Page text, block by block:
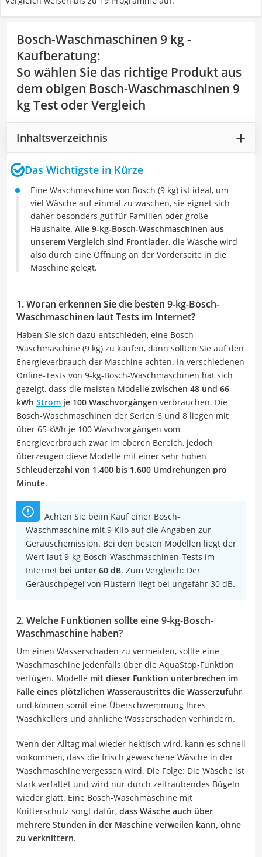
Bosch-Waschmaschinen 9 kg -
Kaufberatung:
So wählen Sie das richtige Produkt aus
dem obigen Bosch-Waschmaschinen 9
kg Test oder Vergleich
Inhaltsverzeichnis
Das Wichtigste in Kürze
Eine Waschmaschine von Bosch (9 kg) ist ideal, um
viel Wäsche auf einmal zu waschen, sie eignet sich
daher besonders gut für Familien oder große
Haushalte. Alle 9-kg-Bosch-Waschmaschinen aus
unserem Vergleich sind Frontlader, die Wäsche wird
also durch eine Öffnung an der Vorderseite in die
Maschine gelegt.
1. Woran erkennen Sie die besten 9-kg-Bosch-
Waschmaschinen laut Tests im Internet?
Haben Sie sich dazu entschieden, eine Bosch-
Waschmaschine (9 kg) zu kaufen, dann sollten Sie auf den
Energieverbrauch der Maschine achten. In verschiedenen
Online-Tests von 9-kg-Bosch-Waschmaschinen hat sich
gezeigt, dass die meisten Modelle zwischen 48 und 66
kWh Strom je 100 Waschvorgängen verbrauchen. Die
Bosch-Waschmaschinen der Serien 6 und 8 liegen mit
über 65 kWh je 100 Waschvorgängen vom
Energieverbrauch zwar im oberen Bereich, jedoch
überzeugen diese Modelle mit einer sehr hohen
Schleuderzahl von 1.400 bis 1.600 Umdrehungen pro
Minute.
Achten Sie beim Kauf einer Bosch-
Waschmaschine mit 9 Kilo auf die Angaben zur
Geräuschemission. Bei den besten Modellen liegt der
Wert laut 9-kg-Bosch-Waschmaschinen-Tests im
Internet bei unter 60 dB. Zum Vergleich: Der
Geräuschpegel von Flüstern liegt bei ungefähr 30 dB.
2. Welche Funktionen sollte eine 9-kg-Bosch-
Waschmaschine haben?
Um einen Wasserschaden zu vermeiden, sollte eine
Waschmaschine jedenfalls über die AquaStop-Funktion
verfügen. Modelle mit dieser Funktion unterbrechen im
Falle eines plötzlichen Wasseraustritts die Wasserzufuhr
und können somit eine Überschwemmung Ihres
Waschkellers und ähnliche Wasserschäden verhindern.
Wenn der Alltag mal wieder hektisch wird, kann es schnell
vorkommen, dass die frisch gewaschene Wäsche in der
Waschmaschine vergessen wird. Die Folge: Die Wäsche ist
stark verfaltet und wird nur durch zeitraubendes Bügeln
wieder glatt. Eine Bosch-Waschmaschine mit
Knitterschutz sorgt dafür, dass Wäsche auch über
mehrere Stunden in der Maschine verweilen kann, ohne
zu verknittern.